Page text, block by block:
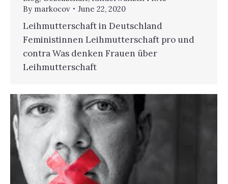
By markocov June 22, 2020
Leihmutterschaft in Deutschland
Feministinnen Leihmutterschaft pro und
contra Was denken Frauen über
Leihmutterschaft